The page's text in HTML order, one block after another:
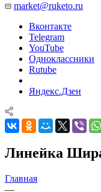
market@ruketo.ru
Вконтакте
Telegram
YouTube
Одноклассники
Rutube
Яндекс.Дзен
Линейка
Главная
—